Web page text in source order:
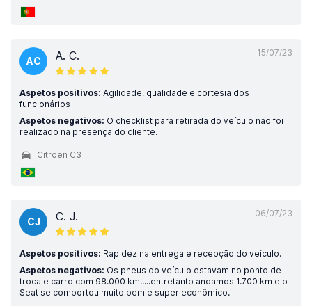
15/07/23
AC A. C.
Aspetos positivos: Agilidade, qualidade e cortesia dos
funcionários
Aspetos negativos: O checklist para retirada do veículo não foi
realizado na presença do cliente.
Citroën C3
06/07/23
CJ C. J.
Aspetos positivos: Rapidez na entrega e recepção do veículo.
Aspetos negativos: Os pneus do veículo estavam no ponto de
troca e carro com 98.000 km.....entretanto andamos 1.700 km e o
Seat se comportou muito bem e super econômico.